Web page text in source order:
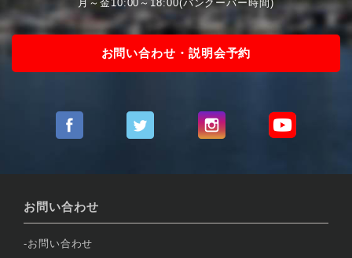
月～金10:00～18:00(バンクーバー時間)
お問い合わせ・説明会予約
お問い合わせ
お問い合わせ